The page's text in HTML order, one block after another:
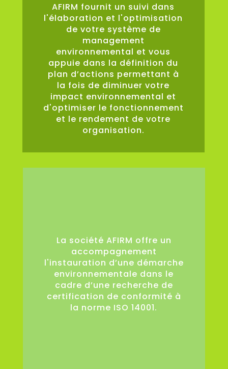
AFIRM fournit un suivi dans
l'élaboration et l'optimisation
de votre système de
management
environnemental et vous
appuie dans la définition du
plan d’actions permettant à
la fois de diminuer votre
impact environnemental et
d'optimiser le fonctionnement
et le rendement de votre
organisation.
La société AFIRM offre un
accompagnement
l'instauration d’une démarche
environnementale dans le
cadre d’une recherche de
certification de conformité à
la norme ISO 14001.